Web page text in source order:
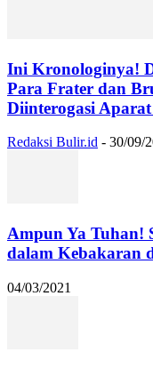
Ini Kronologinya!
Para Frater dan
Diinterogasi
Redaksi Bulir.id - 30/09/
Ampun Ya Tuhan!
dalam Kebakaran
04/03/2021